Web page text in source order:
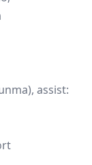
assist: